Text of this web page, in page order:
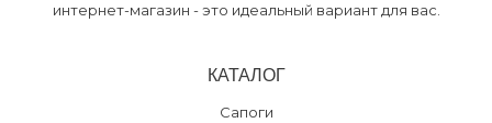
интернет-магазин - это идеальный вариант для вас.
КАТАЛОГ
Сапоги